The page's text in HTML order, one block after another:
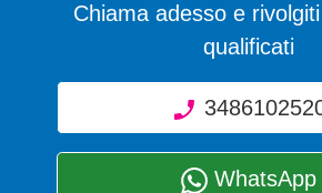
Chiama adesso e
qualificati
WhatsApp